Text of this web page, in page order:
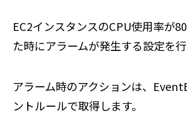
EC2インスタンスのCPU使用率が
た時にアラームが発生する設定を行
アラーム時のアクションは、
ントルールで取得します。